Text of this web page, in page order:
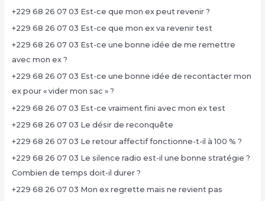
+229 68 26 07 03 Est-ce que mon ex peut revenir ?
+229 68 26 07 03 Est-ce que mon ex va revenir test
+229 68 26 07 03 Est-ce une bonne idée de me remettre
avec mon ex ?
+229 68 26 07 03 Est-ce une bonne idée de recontacter mon
ex pour « vider mon sac » ?
+229 68 26 07 03 Est-ce vraiment fini avec mon ex test
+229 68 26 07 03 Le désir de reconquête
+229 68 26 07 03 Le retour affectif fonctionne-t-il à 100 % ?
+229 68 26 07 03 Le silence radio est-il une bonne stratégie ?
Combien de temps doit-il durer ?
+229 68 26 07 03 Mon ex regrette mais ne revient pas